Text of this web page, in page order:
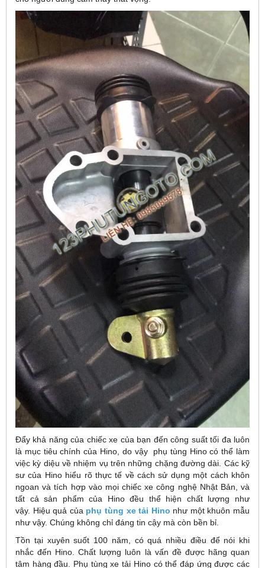
Đẩy khả năng của chiếc xe của bạn đến công suất tối đa luôn
là mục tiêu chính của Hino, do vậy phụ tùng Hino có thể làm
việc kỳ diệu về nhiệm vụ trên những chặng đường dài. Các kỹ
sư của Hino hiểu rõ thực tế về cách sử dụng một cách khôn
ngoan và tích hợp vào mọi chiếc xe công nghệ Nhật Bản, và
tất cả sản phẩm của Hino đều thể hiện chất lượng như
vậy. Hiệu quả của phụ tùng xe tải Hino như một khuôn mẫu
như vậy. Chúng không chỉ đáng tin cậy mà còn bền bỉ.
Tồn tại xuyên suốt 100 năm, có quá nhiều điều để nói khi
nhắc đến Hino. Chất lượng luôn là vấn đề được hãng quan
tâm hàng đầu. Phụ tùng xe tải Hino có thể đáp ứng được các